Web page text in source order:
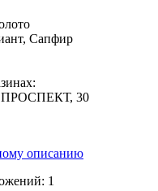
Сапфир
30
описанию
1